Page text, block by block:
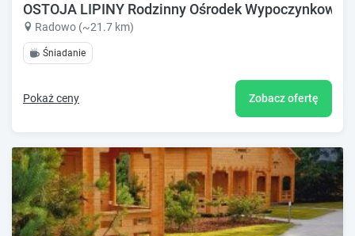
OSTOJA LIPINY Rodzinny Ośrodek Wypoczynkowy
Radowo (~21.7 km)
Śniadanie
Pokaż ceny Zobacz ofertę